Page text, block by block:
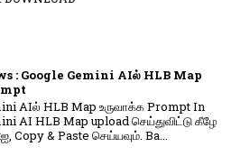
: Google Gemini AIல் HLB Map
AIல் HLB Map உருவாக்க Prompt In
AI HLB Map upload செய்துவிட்டு கீழே
Copy & Paste செய்யவும். Ba...